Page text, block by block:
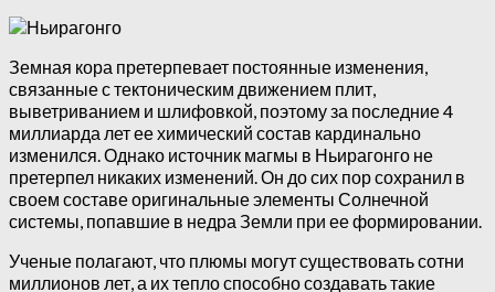
Земная кора претерпевает постоянные изменения,
связанные с тектоническим движением плит,
выветриванием и шлифовкой, поэтому за последние 4
миллиарда лет ее химический состав кардинально
изменился. Однако источник магмы в Ньирагонго не
претерпел никаких изменений. Он до сих пор сохранил в
своем составе оригинальные элементы Солнечной
системы, попавшие в недра Земли при ее формировании.
Ученые полагают, что плюмы могут существовать сотни
миллионов лет, а их тепло способно создавать такие